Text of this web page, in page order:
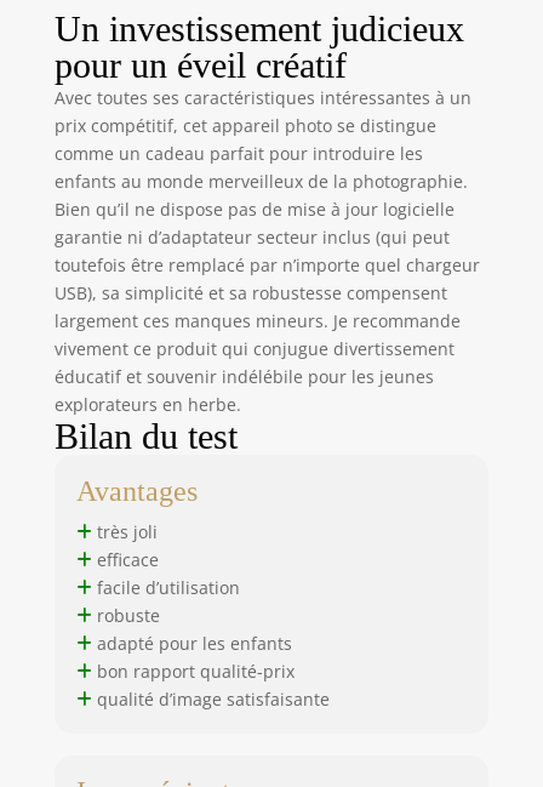
de protection
supplémentaire à
l'appareil photo.
L'apparence
unique du
dinosaure en fait
un charmant
compagnon pour
les enfants,
stimulant leur
imagination et
satisfaisant leur
désir d'aventure.
Conçue pour les
petites mains, la
est équipé d'une
batterie
rechargeable de 1
Un investissement judicieux
pour un éveil créatif
Avec toutes ses caractéristiques intéressantes à un
prix compétitif, cet appareil photo se distingue
comme un cadeau parfait pour introduire les
enfants au monde merveilleux de la photographie.
Bien qu’il ne dispose pas de mise à jour logicielle
garantie ni d’adaptateur secteur inclus (qui peut
toutefois être remplacé par n’importe quel chargeur
USB), sa simplicité et sa robustesse compensent
largement ces manques mineurs. Je recommande
vivement ce produit qui conjugue divertissement
éducatif et souvenir indélébile pour les jeunes
explorateurs en herbe.
Bilan du test
Avantages
très joli
efficace
facile d’utilisation
robuste
adapté pour les enfants
bon rapport qualité-prix
qualité d’image satisfaisante